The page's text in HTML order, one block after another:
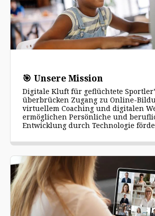
🎯 Unsere Mission
Digitale Kluft für geflüchtete
überbrücken Zugang zu Online-
virtuellem Coaching und digitalen
ermöglichen Persönliche und
Entwicklung durch Technologie